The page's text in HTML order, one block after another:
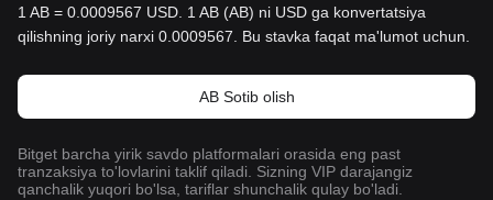
1 AB = 0.0009567 USD. 1 AB (AB) ni USD ga konvertatsiya
qilishning joriy narxi 0.0009567. Bu stavka faqat ma'lumot uchun.
AB Sotib olish
Bitget barcha yirik savdo platformalari orasida eng past
tranzaksiya to'lovlarini taklif qiladi. Sizning VIP darajangiz
qanchalik yuqori bo'lsa, tariflar shunchalik qulay bo'ladi.